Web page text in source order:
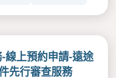
線上預約申請-遠途
先行審查服務